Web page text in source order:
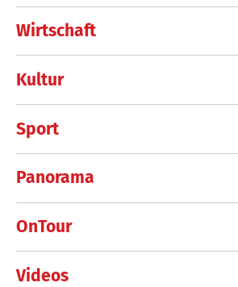
Wirtschaft
Kultur
Sport
Panorama
OnTour
Videos